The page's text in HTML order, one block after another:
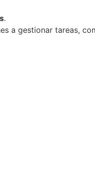
.
a gestionar tareas,